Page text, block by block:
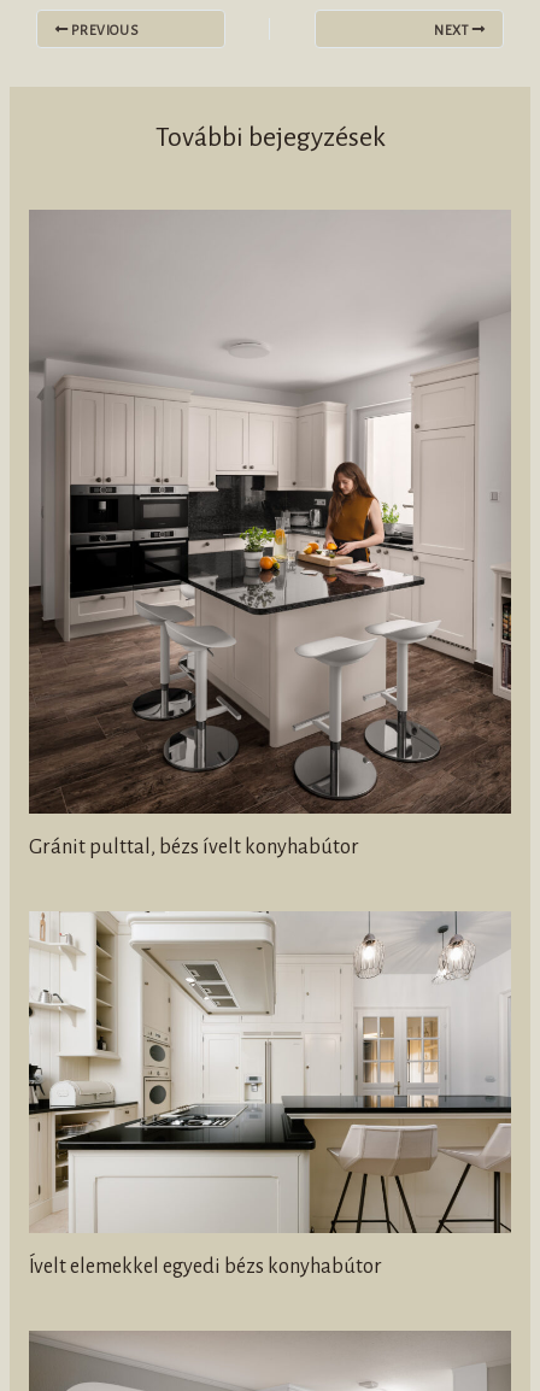
PREVIOUS NEXT
További bejegyzések
Gránit pulttal, bézs ívelt konyhabútor
Ívelt elemekkel egyedi bézs konyhabútor